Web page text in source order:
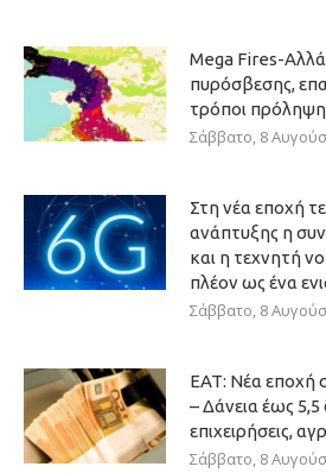
Mega Fires-
πυρόσβεσης,
τρόποι
Σάββατο, 8
Στη νέα εποχή
ανάπτυξης η
και η τεχνητή
πλέον ως ένα
Σάββατο, 8
ΕΑΤ: Νέα εποχή
– Δάνεια έως 5,5
επιχειρήσεις,
Σάββατο, 8